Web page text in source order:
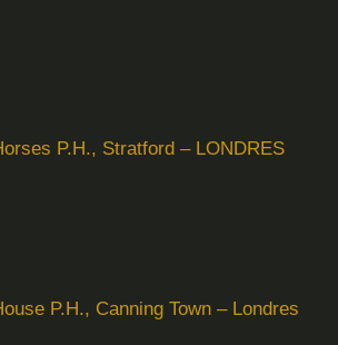
P.H., Stratford – LONDRES
P.H., Canning Town – Londres